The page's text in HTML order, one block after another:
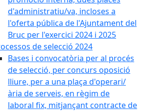
d'administratiu/va, incloses a
l'oferta pública de l'Ajuntament del
Bruc per l'exercici 2024 i 2025
de selecció 2024
Bases i convocatòria per al procés
de selecció, per concurs oposició
lliure, per a una plaça d'operari/
ària de serveis, en règim de
laboral fix, mitjançant contracte de